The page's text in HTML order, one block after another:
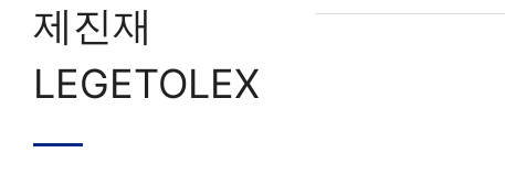
제진재
LEGETOLEX